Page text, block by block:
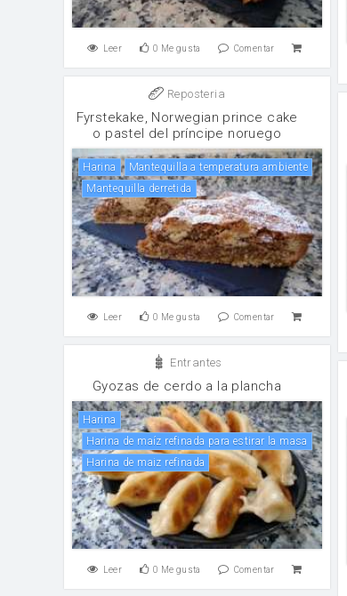
Leer 0 Me gusta Comentar
Reposteria
Fyrstekake, Norwegian prince cake
o pastel del príncipe noruego
harina
Mantequilla a temperatura ambiente
Mantequilla derretida
Leer 0 Me gusta Comentar
Entrantes
Gyozas de cerdo a la plancha
harina
Harina de maíz refinada para estirar la masa
Harina de maiz refinada
Leer 0 Me gusta Comentar